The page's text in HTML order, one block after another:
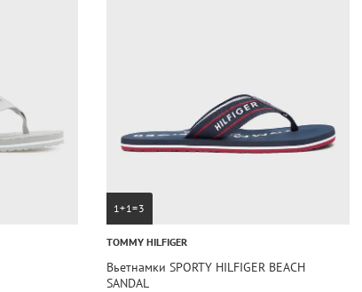
1+1=3
TOMMY HILFIGER
Вьетнамки SPORTY HILFIGER BEACH
SANDAL